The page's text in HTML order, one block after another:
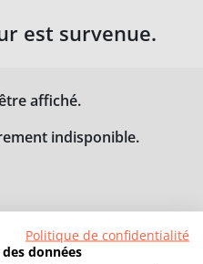
est survenue.
affiché.
indisponible.
Politique de confidentialité
données